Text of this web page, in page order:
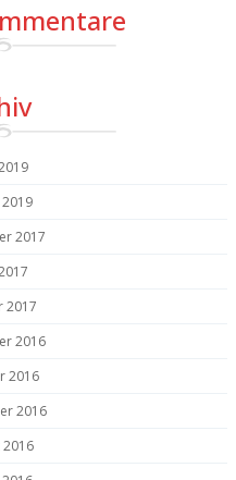
2019
2017
2017
2016
2016
2016
2016